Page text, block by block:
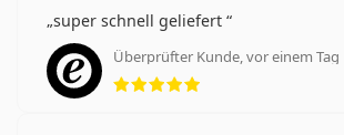
super schnell geliefert
Überprüfter Kunde, vor einem Tag
Bewertung 5 aus 5